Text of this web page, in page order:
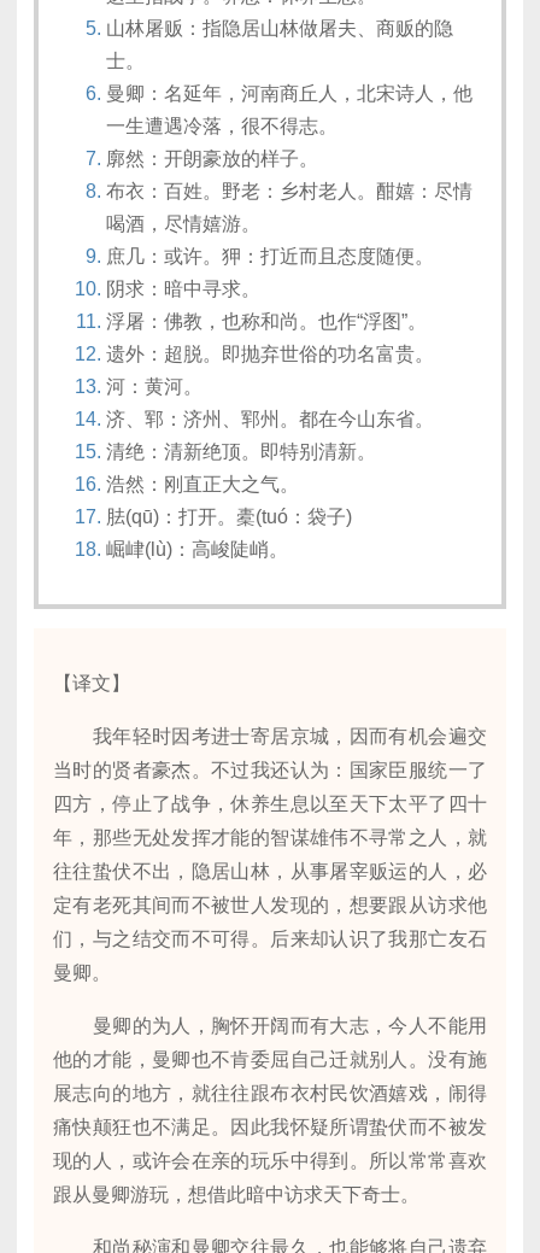
山林屠贩：指隐居山林做屠夫、商贩的隐
士。
曼卿：名延年，河南商丘人，北宋诗人，他
一生遭遇冷落，很不得志。
廓然：开朗豪放的样子。
布衣：百姓。野老：乡村老人。酣嬉：尽情
喝酒，尽情嬉游。
庶几：或许。狎：打近而且态度随便。
阴求：暗中寻求。
浮屠：佛教，也称和尚。也作“浮图”。
遗外：超脱。即抛弃世俗的功名富贵。
河：黄河。
济、郓：济州、郓州。都在今山东省。
清绝：清新绝顶。即特别清新。
浩然：刚直正大之气。
胠(qū)：打开。橐(tuó：袋子)
崛峍(lù)：高峻陡峭。
【译文】
我年轻时因考进士寄居京城，因而有机会遍交
当时的贤者豪杰。不过我还认为：国家臣服统一了
四方，停止了战争，休养生息以至天下太平了四十
年，那些无处发挥才能的智谋雄伟不寻常之人，就
往往蛰伏不出，隐居山林，从事屠宰贩运的人，必
定有老死其间而不被世人发现的，想要跟从访求他
们，与之结交而不可得。后来却认识了我那亡友石
曼卿。
曼卿的为人，胸怀开阔而有大志，今人不能用
他的才能，曼卿也不肯委屈自己迁就别人。没有施
展志向的地方，就往往跟布衣村民饮酒嬉戏，闹得
痛快颠狂也不满足。因此我怀疑所谓蛰伏而不被发
现的人，或许会在亲的玩乐中得到。所以常常喜欢
跟从曼卿游玩，想借此暗中访求天下奇士。
和尚秘演和曼卿交往最久，也能够将自己遗弃